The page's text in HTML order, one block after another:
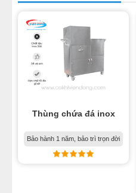
Thùng chứa đá inox
Bảo hành 1 năm, bảo trì trọn đời